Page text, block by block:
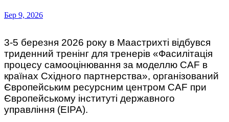
Бер 9, 2026
3-5 березня 2026 року в Маастрихті відбувся
триденний тренінг для тренерів «Фасилітація
процесу самооцінювання за моделлю CAF в
країнах Східного партнерства», організований
Європейським ресурсним центром CAF при
Європейському інституті державного
управління (EIPA).